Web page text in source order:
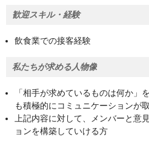
歓迎スキル・経験
飲食業での接客経験
私たちが求める人物像
「相手が求めているものは何か」
も積極的にコミュニケーションが
上記内容に対して、メンバーと意
ョンを構築していける方